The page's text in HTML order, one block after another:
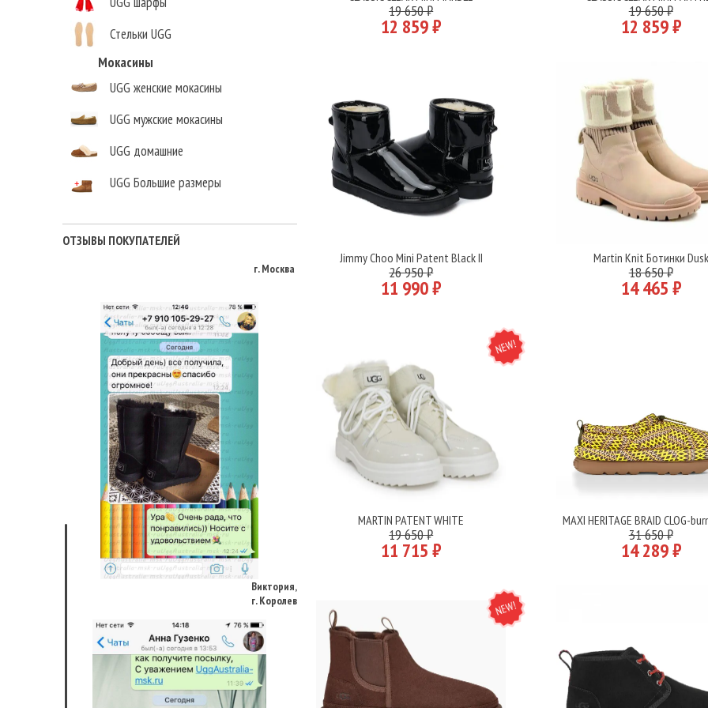
Стельки UGG
Мокасины
UGG женские мокасины
UGG мужские мокасины
UGG домашние
UGG Большие размеры
ОТЗЫВЫ ПОКУПАТЕЛЕЙ
Виктория,
19 650 ₽
12 859 ₽
19 650 ₽
12 859 ₽
Подробнее
Jimmy Choo Mini Patent Black II
26 950 ₽
11 990 ₽
Подробнее
Martin Knit Ботинки Dusk
18 650 ₽
14 465 ₽
NEW
Подробнее
MARTIN PATENT WHITE
19 650 ₽
11 715 ₽
Подробнее
MAXI HERITAGE BRAID CLOG-
31 650 ₽
14 289 ₽
NEW